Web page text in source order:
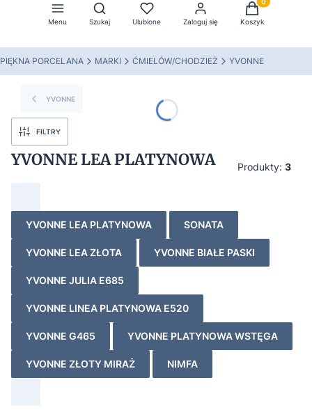
Menu
Otwórz wyszukiwarkę
Szukaj Ulubione Zaloguj się
Produkty w
Koszyk
PIĘKNA PORCELANA MARKI ĆMIELÓW/CHODZIEŻ YVONNE
YVONNE
FILTRY
YVONNE LEA PLATYNOWA Produkty: 3
YVONNE LEA PLATYNOWA SONATA
YVONNE LEA ZŁOTA YVONNE BIAŁE PASKI
YVONNE JULIA E685
YVONNE LINEA PLATYNOWA E520
YVONNE G465 YVONNE PLATYNOWA WSTĘGA
YVONNE ZŁOTY MIRAŻ NIMFA